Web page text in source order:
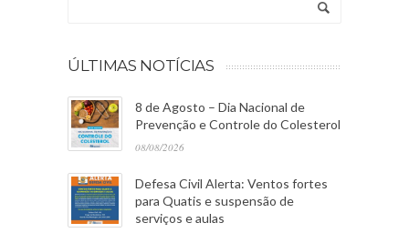
ÚLTIMAS NOTÍCIAS
8 de Agosto – Dia Nacional de
Prevenção e Controle do Colesterol
08/08/2026
Defesa Civil Alerta: Ventos fortes
para Quatis e suspensão de
serviços e aulas